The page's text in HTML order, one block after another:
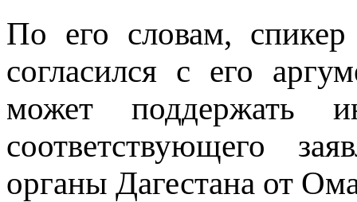
По его словам,
согласился с его
может поддержать
соответствующего
органы Дагестана от